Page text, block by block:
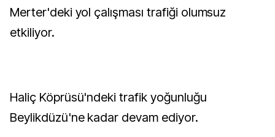
Merter'deki yol çalışması trafiği olumsuz
etkiliyor.
Haliç Köprüsü'ndeki trafik yoğunluğu
Beylikdüzü'ne kadar devam ediyor.